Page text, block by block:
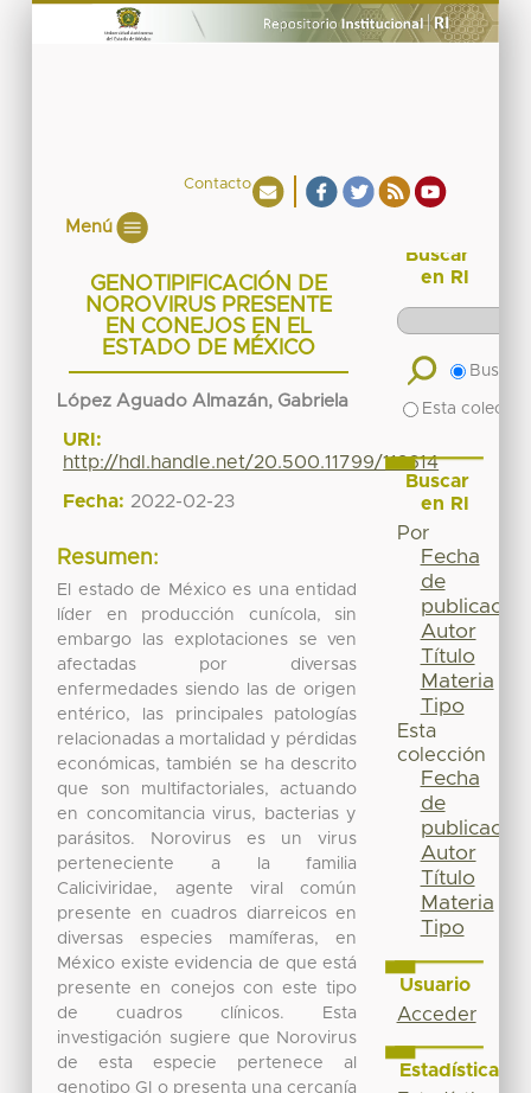
Contacto
Menú
GENOTIPIFICACIÓN DE
NOROVIRUS PRESENTE
EN CONEJOS EN EL
ESTADO DE MÉXICO
López Aguado Almazán, Gabriela
URI:
http://hdl.handle.net/20.500.11799/112614
Fecha: 2022-02-23
Resumen:
El estado de México es una entidad
líder en producción cunícola, sin
embargo las explotaciones se ven
afectadas por diversas
enfermedades siendo las de origen
entérico, las principales patologías
relacionadas a mortalidad y pérdidas
económicas, también se ha descrito
que son multifactoriales, actuando
en concomitancia virus, bacterias y
parásitos. Norovirus es un virus
perteneciente a la familia
Caliciviridae, agente viral común
presente en cuadros diarreicos en
diversas especies mamíferas, en
México existe evidencia de que está
presente en conejos con este tipo
de cuadros clínicos. Esta
investigación sugiere que Norovirus
de esta especie pertenece al
genotipo GI o presenta una cercanía
Buscar
en RI
Buscar
Esta
Buscar
en RI
Por
Fecha
de
publicación
Autor
Título
Materia
Tipo
Esta
colección
Fecha
de
publicación
Autor
Título
Materia
Tipo
Usuario
Acceder
Estadísticas